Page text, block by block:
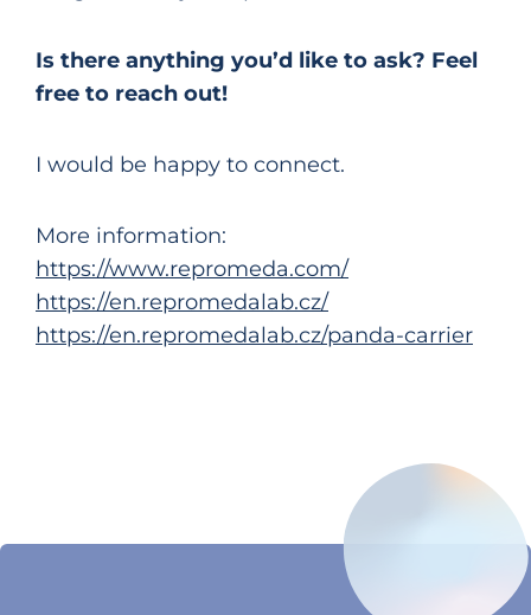
Is there anything you’d like to ask? Feel
free to reach out!
I would be happy to connect.
More information:
https://www.repromeda.com/
https://en.repromedalab.cz/
https://en.repromedalab.cz/panda-carrier